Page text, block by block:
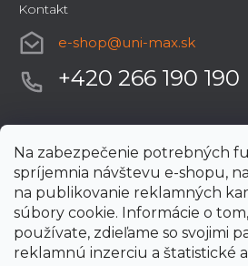
Na zabezpečenie potrebných
spríjemnia návštevu e-shopu,
na publikovanie reklamných
súbory cookie. Informácie o
používate, zdieľame so svojimi
reklamnú inzerciu a štatistické
Kontakt
e-shop@uni-max.sk
+420 266 190 190